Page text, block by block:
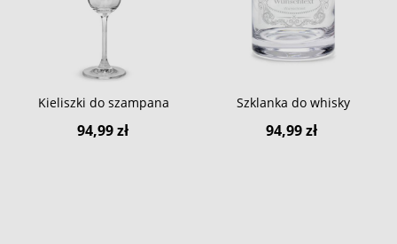
Kieliszki do szampana
94,99 zł
Szklanka do whisky
94,99 zł